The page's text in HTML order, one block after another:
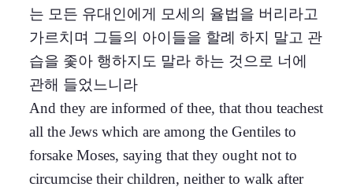
는 모든 유대인에게 모세의 율법을 버리라고
가르치며 그들의 아이들을 할례 하지 말고 관
습을 좇아 행하지도 말라 하는 것으로 너에
관해 들었느니라
And they are informed of thee, that thou teachest
all the Jews which are among the Gentiles to
forsake Moses, saying that they ought not to
circumcise their children, neither to walk after